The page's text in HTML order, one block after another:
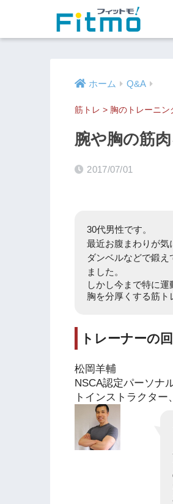
ホーム Q&A
筋トレ > 胸のトレーニン
腕や胸の筋
2017/07/01
30代男性です。
最近お腹まわりが気
ダンベルなどで鍛
ました。
しかし今まで特に
胸を分厚くする筋ト
トレーナーの
松岡羊輔
NSCA認定パーソナ
トインストラクタ